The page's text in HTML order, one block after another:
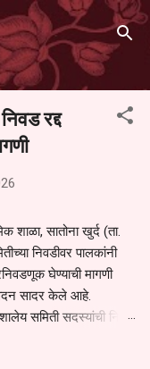
रद्द
शाळा, सातोना खुर्द (ता.
निवडीवर पालकांनी
घेण्याची मागणी
सादर केले आहे.
समिती सदस्यांची निवड
बैठकीस उपस्थित राहू शकले